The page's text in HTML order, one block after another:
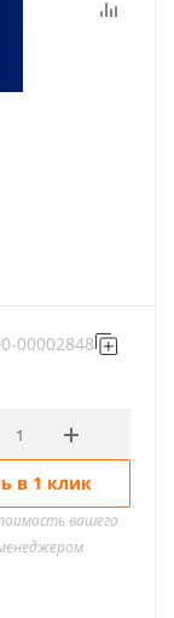
00002848
в 1 клик
вашего